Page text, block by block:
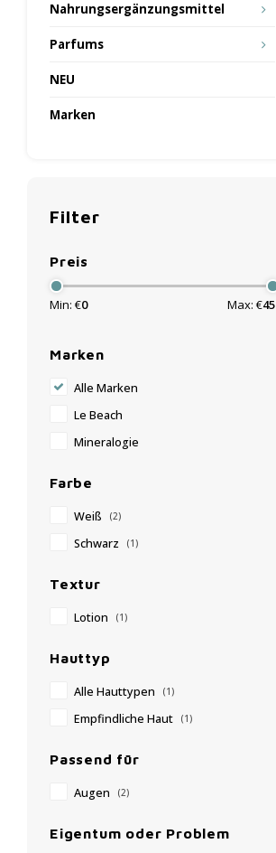
Nahrungsergänzungsmittel
Parfums
NEU
Marken
Filter
Preis
Min: €0 Max: €45
Marken
Alle Marken
Le Beach
Mineralogie
Farbe
Weiß (2)
Schwarz (1)
Textur
Lotion (1)
Hauttyp
Alle Hauttypen (1)
Empfindliche Haut (1)
Passend für
Augen (2)
Eigentum oder Problem